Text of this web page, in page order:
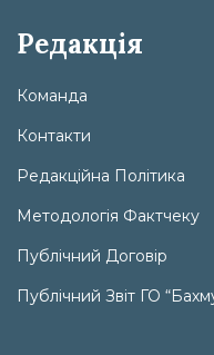
Редакція
Команда
Контакти
Редакційна Політика
Методологія Фактчеку
Публічний Договір
Публічний Звіт ГО